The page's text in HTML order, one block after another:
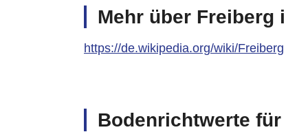
Mehr über Freiberg
https://de.wikipedia.org/wiki/Freiberg
Bodenrichtwerte für